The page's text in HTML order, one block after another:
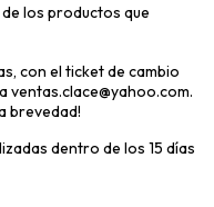
los productos que
con el ticket de cambio
ventas.clace@yahoo.com.
brevedad!
dentro de los 15 días